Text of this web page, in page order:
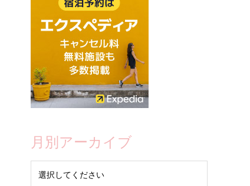
月別アーカイブ